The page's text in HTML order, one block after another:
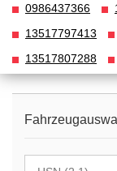
0986437366
13517797413
13517807288